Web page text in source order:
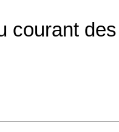
courant